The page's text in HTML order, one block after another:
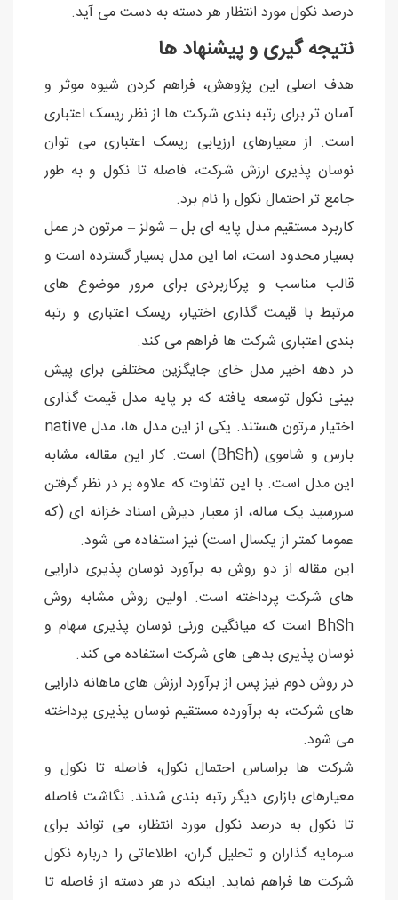
درصد نکول مورد انتظار هر دسته به دست می آید.
نتیجه گیری و پیشنهاد ها
هدف اصلی این پژوهش، فراهم کردن شیوه موثر و
آسان تر برای رتبه بندی شرکت ها از نظر ریسک اعتباری
است. از معیارهای ارزیابی ریسک اعتباری می توان
نوسان پذیری ارزش شرکت، فاصله تا نکول و به طور
جامع تر احتمال نکول را نام برد.
کاربرد مستقیم مدل پایه ای بل – شولز – مرتون در عمل
بسیار محدود است، اما این مدل بسیار گسترده است و
قالب مناسب و پرکاربردی برای مرور موضوع های
مرتبط با قیمت گذاری اختیار، ریسک اعتباری و رتبه
بندی اعتباری شرکت ها فراهم می کند.
در دهه اخیر مدل خای جایگزین مختلفی برای پیش
بینی نکول توسعه یافته که بر پایه مدل قیمت گذاری
اختیار مرتون هستند. یکی از این مدل ها، مدل native
بارس و شاموی (BhSh) است. کار این مقاله، مشابه
این مدل است. با این تفاوت که علاوه بر در نظر گرفتن
سررسید یک ساله، از معیار دیرش اسناد خزانه ای (که
عموما کمتر از یکسال است) نیز استفاده می شود.
این مقاله از دو روش به برآورد نوسان پذیری دارایی
های شرکت پرداخته است. اولین روش مشابه روش
BhSh است که میانگین وزنی نوسان پذیری سهام و
نوسان پذیری بدهی های شرکت استفاده می کند.
در روش دوم نیز پس از برآورد ارزش های ماهانه دارایی
های شرکت، به برآورده مستقیم نوسان پذیری پرداخته
می شود.
شرکت ها براساس احتمال نکول، فاصله تا نکول و
معیارهای بازاری دیگر رتبه بندی شدند. نگاشت فاصله
تا نکول به درصد نکول مورد انتظار، می تواند برای
سرمایه گذاران و تحلیل گران، اطلاعاتی را درباره نکول
شرکت ها فراهم نماید. اینکه در هر دسته از فاصله تا